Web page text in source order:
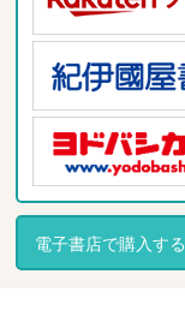
電子書店で購入する